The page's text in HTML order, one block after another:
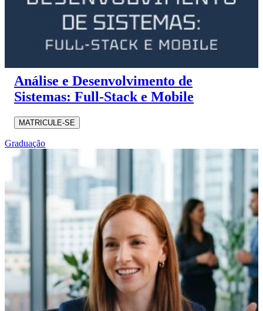
Análise e Desenvolvimento de
Sistemas: Full-Stack e Mobile
MATRICULE-SE
Graduação